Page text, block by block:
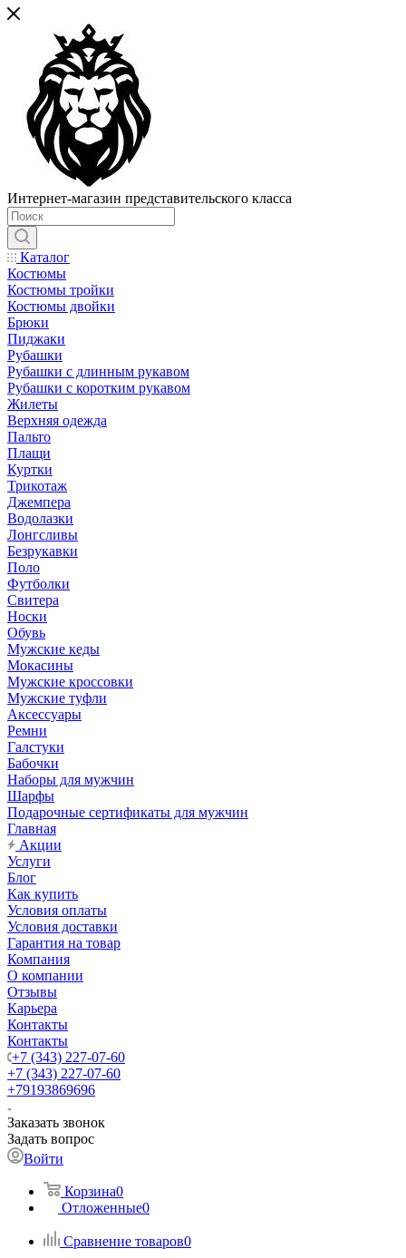
Интернет-магазин представительского класса
Каталог
Костюмы
Костюмы тройки
Костюмы двойки
Брюки
Пиджаки
Рубашки
Рубашки с длинным рукавом
Рубашки с коротким рукавом
Жилеты
Верхняя одежда
Пальто
Плащи
Куртки
Трикотаж
Джемпера
Водолазки
Лонгсливы
Безрукавки
Поло
Футболки
Свитера
Носки
Обувь
Мужские кеды
Мокасины
Мужские кроссовки
Мужские туфли
Аксессуары
Ремни
Галстуки
Бабочки
Наборы для мужчин
Шарфы
Подарочные сертификаты для мужчин
Главная
Акции
Услуги
Блог
Как купить
Условия оплаты
Условия доставки
Гарантия на товар
Компания
О компании
Отзывы
Карьера
Контакты
Контакты
+7 (343) 227-07-60
+7 (343) 227-07-60
+79193869696
Заказать звонок
Задать вопрос
Войти
Корзина0
Отложенные0
Сравнение товаров0